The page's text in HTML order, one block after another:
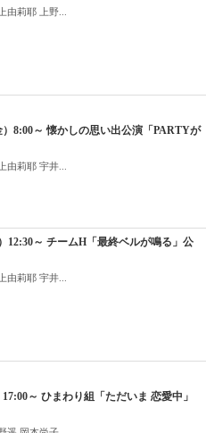
由莉耶 上野...
）8:00～ 懐かしの思い出公演「PARTYが
由莉耶 宇井...
12:30～ チームH「最終ベルが鳴る」公
由莉耶 宇井...
～ ひまわり組「ただいま 恋愛中」